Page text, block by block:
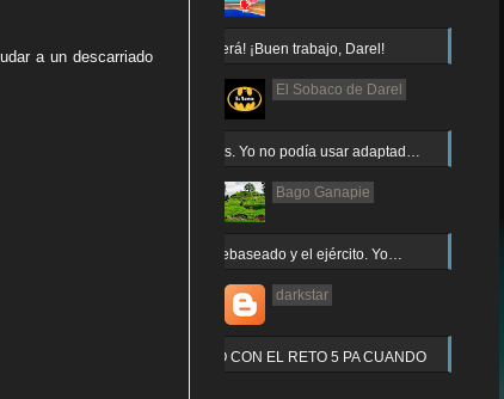
a un descarriado¡Arnor no caerá! ¡Buen trabajo, Darel!
El Sobaco de Darel
Jajaja gracias. Yo no podía usar adaptad…
Bago Ganapie
Increíble el rebaseado y el ejército. Yo…
darkstar
Y QUE PASO CON EL RETO 5 PA CUANDO